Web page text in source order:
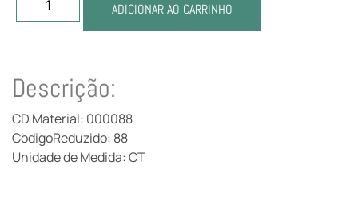
ADICIONAR AO CARRINHO
Descrição:
CD Material: 000088
CodigoReduzido: 88
Unidade de Medida: CT